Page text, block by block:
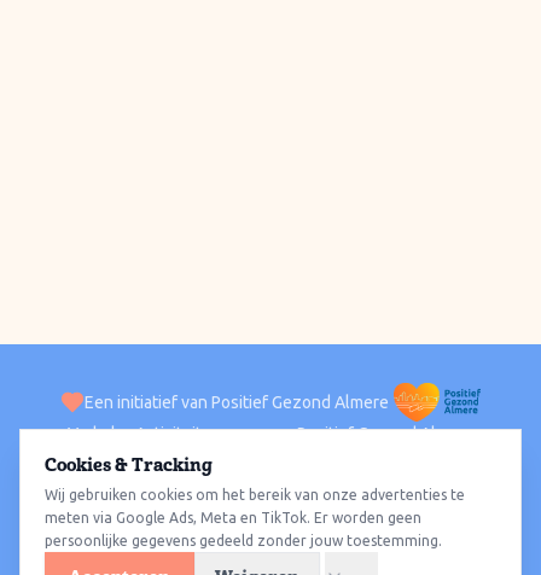
Een initiatief van Positief Gezond Almere
VerhalenActiviteiten Positief Gezond Almere
ACTIVITEITEN PER WIJK
Alle wijkenAlmere HavenAlmere StadAlmere BuitenAlmere Poort
Almere HoutAlmere OosterwoldWat te doen
Cookies & Tracking
Wij gebruiken cookies om het bereik van onze advertenties te
meten via Google Ads, Meta en TikTok. Er worden geen
persoonlijke gegevens gedeeld zonder jouw toestemming.